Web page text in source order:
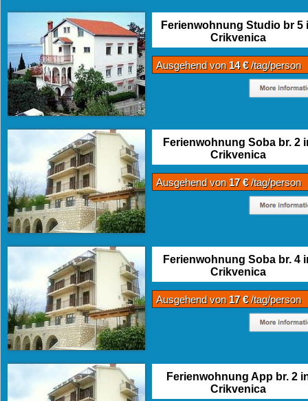
Ferienwohnung Studio br 5
Crikvenica
Ausgehend von 14 €/tag/person
Ferienwohnung Soba br. 2
Crikvenica
Ausgehend von 17 €/tag/person
Ferienwohnung Soba br. 4
Crikvenica
Ausgehend von 17 €/tag/person
Ferienwohnung App br. 2
Crikvenica